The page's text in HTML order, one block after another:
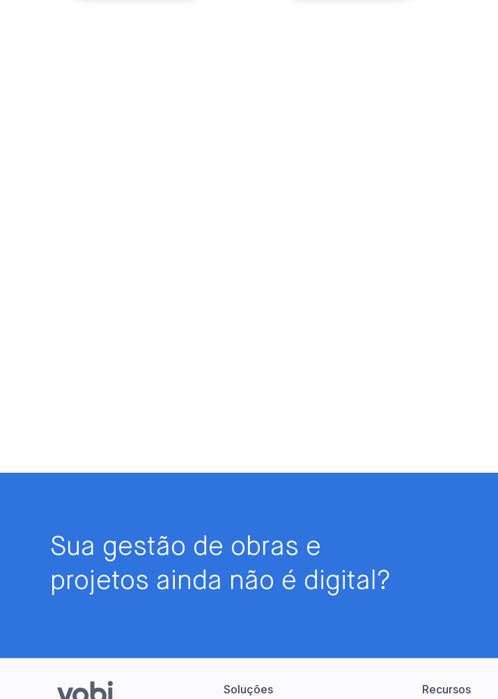
Sua gestão de obras e
projetos ainda não é digital?
Soluções Recursos